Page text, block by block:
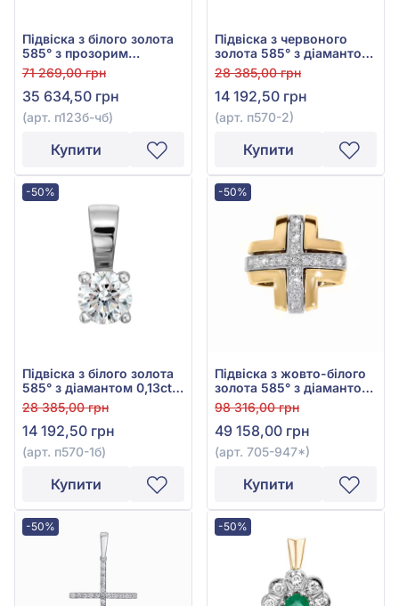
Підвіска з білого золота
585° з прозорим
діамантом 0,096ct та
чорним діамантом
0,239ct, арт. п123б-чб
71 269,00 грн
35 634,50 грн
(арт. п123б-чб)
Купити
Підвіска з червоного
золота 585° з діамантом
0,13ct, арт. п570-2
28 385,00 грн
14 192,50 грн
(арт. п570-2)
Купити
-50%
Підвіска з білого золота
585° з діамантом 0,13ct,
арт. п570-1б
28 385,00 грн
14 192,50 грн
(арт. п570-1б)
Купити
-50%
Підвіска з жовто-білого
золота 585° з діамантом
0,17ct, арт. 705-947*
98 316,00 грн
49 158,00 грн
(арт. 705-947*)
Купити
-50% -50%